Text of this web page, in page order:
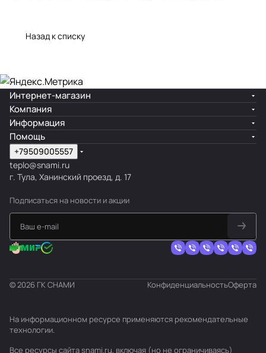
Назад к списку
Интернет-магазин
Компания
Информация
Помощь
+79509005557
teplo@snami.ru
г. Тула, Ханинский проезд, д. 17
Подписаться на новости и акции
© 2026 ГК СНАМИ КонфиденциальностьОферта
На информационном ресурсе применяются рекомендательные
технологии.
Все ресурсы сайта snami.ru, включая (но не ограничиваясь)